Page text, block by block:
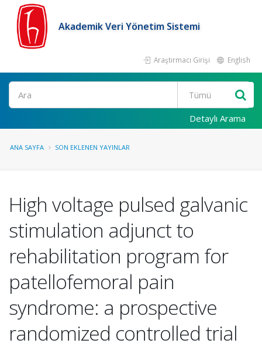
Akademik Veri Yönetim Sistemi
Araştırmacı Girişi English
Ara
Detaylı Arama
ANA SAYFA SON EKLENEN YAYINLAR
High voltage pulsed galvanic
stimulation adjunct to
rehabilitation program for
patellofemoral pain
syndrome: a prospective
randomized controlled trial